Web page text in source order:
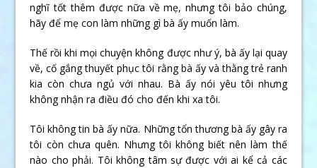
nghĩ tốt thêm được nữa về mẹ, nhưng tôi bảo chúng,
hãy để mẹ con làm những gì bà ấy muốn làm.
Thế rồi khi mọi chuyện không được như ý, bà ấy lại quay
về, cố gắng thuyết phục tôi rằng bà ấy và thằng trẻ ranh
kia còn chưa ngủ với nhau. Bà ấy nói yêu tôi nhưng
không nhận ra điều đó cho đến khi xa tôi.
Tôi không tin bà ấy nữa. Những tổn thương bà ấy gây ra
tôi còn chưa quên. Nhưng tôi không biết nên làm thế
nào cho phải. Tôi không tâm sự được với ai kể cả các